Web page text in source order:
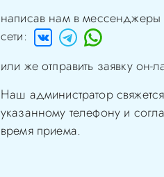
написав нам в
сети:
или же отправить заявку он-
Наш администратор
указанному телефону и
время приема.